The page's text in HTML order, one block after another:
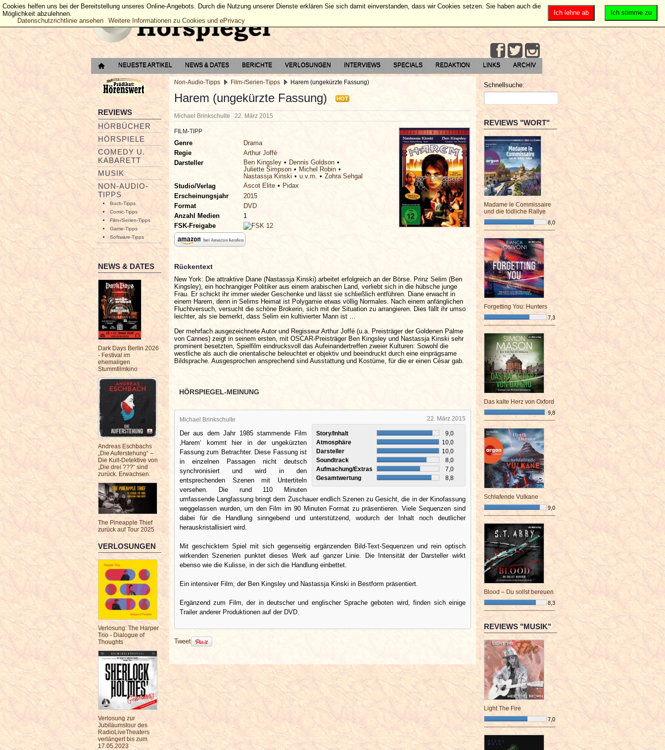
NEUESTE ARTIKEL NEWS & DATES BERICHTE VERLOSUNGEN INTERVIEWS SPECIALS REDAKTION LINKS ARCHIV
REVIEWS
HÖRBÜCHER
HÖRSPIELE
COMEDY U.
KABARETT
MUSIK
NON-AUDIO-
TIPPS
Buch-Tipps
Comic-Tipps
Film-/Serien-Tipps
Game-Tipps
Software-Tipps
NEWS & DATES
Dark Days Berlin 2026
- Festival im
ehemaligen
Stummfilmkino
Andreas Eschbachs
„Die Auferstehung“ –
Die Kult-Detektive von
„Die drei ???“ sind
zurück. Erwachsen.
The Pineapple Thief
zurück auf Tour 2025
VERLOSUNGEN
Verlosung: The Harper
Trio - Dialogue of
Thoughts
Verlosung zur
Jubiläumstour des
RadioLiveTheaters
verlängert bis zum
17.05.2023
Non-Audio-Tipps Film-/Serien-Tipps Harem (ungekürzte Fassung)
Harem (ungekürzte Fassung) HOT
Michael Brinkschulte 22. März 2015
FILM-TIPP
Genre
Drama
Regie
Arthur Joffé
Darsteller
Ben Kingsley
Dennis Goldson
Juliette Simpson
Michel Robin
Nastassja Kinski
u.v.m.
Zohra Sehgal
Studio/Verlag
Ascot Elite
Pidax
Erscheinungsjahr
2015
Format
DVD
Anzahl Medien
1
FSK-Freigabe
Rückentext
New York: Die attraktive Diane (Nastassja Kinski) arbeitet erfolgreich an der Börse. Prinz Selim (Ben
Kingsley), ein hochrangiger Politiker aus einem arabischen Land, verliebt sich in die hübsche junge
Frau. Er schickt ihr immer wieder Geschenke und lässt sie schließlich entführen. Diane erwacht in
einem Harem, denn in Selims Heimat ist Polygamie etwas völlig Normales. Nach einem anfänglichen
Fluchtversuch, versucht die schöne Brokerin, sich mit der Situation zu arrangieren. Dies fällt ihr umso
leichter, als sie bemerkt, dass Selim ein kultivierter Mann ist …
Der mehrfach ausgezeichnete Autor und Regisseur Arthur Joffé (u.a. Preisträger der Goldenen Palme
von Cannes) zeigt in seinem ersten, mit OSCAR-Preisträger Ben Kingsley und Nastassja Kinski sehr
prominent besetzten, Spielfilm eindrucksvoll das Aufeinandertreffen zweier Kulturen: Sowohl die
westliche als auch die orientalische beleuchtet er objektiv und beeindruckt durch eine einprägsame
Bildsprache. Ausgesprochen ansprechend sind Ausstattung und Kostüme, für die er einen César gab.
HÖRSPIEGEL-MEINUNG
22. März 2015
Michael Brinkschulte
Story/Inhalt
9,0
Atmosphäre
10,0
Darsteller
10,0
Soundtrack
8,0
Aufmachung/Extras
7,0
Gesamtwertung
8,8
Der aus dem Jahr 1985 stammende Film
‚Harem‘ kommt hier in der ungekürzten
Fassung zum Betrachter. Diese Fassung ist
in einzelnen Passagen nicht deutsch
synchronisiert und wird in den
entsprechenden Szenen mit Untertiteln
versehen. Die rund 110 Minuten
umfassende Langfassung bringt dem Zuschauer endlich Szenen zu Gesicht, die in der Kinofassung
weggelassen wurden, um den Film im 90 Minuten Format zu präsentieren. Viele Sequenzen sind
dabei für die Handlung sinngebend und unterstützend, wodurch der Inhalt noch deutlicher
herauskristallisiert wird.
Mit geschicktem Spiel mit sich gegenseitig ergänzenden Bild-Text-Sequenzen und rein optisch
wirkenden Szenerien punktet dieses Werk auf ganzer Linie. Die Intensität der Darsteller wirkt
ebenso wie die Kulisse, in der sich die Handlung einbettet.
Ein intensiver Film, der Ben Kingsley und Nastassja Kinski in Bestform präsentiert.
Ergänzend zum Film, der in deutscher und englischer Sprache geboten wird, finden sich einige
Trailer anderer Produktionen auf der DVD.
Tweet
Schnellsuche:
REVIEWS "WORT"
Madame le Commissaire
und die tödliche Rallye
8,0
¯¯¯¯¯¯¯¯¯¯¯¯¯¯¯¯¯¯¯¯¯¯¯¯
Forgetting You: Hunters
7,3
¯¯¯¯¯¯¯¯¯¯¯¯¯¯¯¯¯¯¯¯¯¯¯¯
Das kalte Herz von Oxford
9,8
¯¯¯¯¯¯¯¯¯¯¯¯¯¯¯¯¯¯¯¯¯¯¯¯
Schlafende Vulkane
9,0
¯¯¯¯¯¯¯¯¯¯¯¯¯¯¯¯¯¯¯¯¯¯¯¯
Blood – Du sollst bereuen
8,3
¯¯¯¯¯¯¯¯¯¯¯¯¯¯¯¯¯¯¯¯¯¯¯¯
REVIEWS "MUSIK"
Light The Fire
7,0
¯¯¯¯¯¯¯¯¯¯¯¯¯¯¯¯¯¯¯¯¯¯¯¯
Ich stimme zu
Ich lehne ab
Cookies helfen uns bei der Bereitstellung unseres Online-Angebots. Durch die Nutzung unserer Dienste erklären Sie sich damit einverstanden, dass wir Cookies setzen. Sie haben auch die
Möglichkeit abzulehnen.
Datenschutzrichtlinie ansehen
Weitere Informationen zu Cookies und ePrivacy